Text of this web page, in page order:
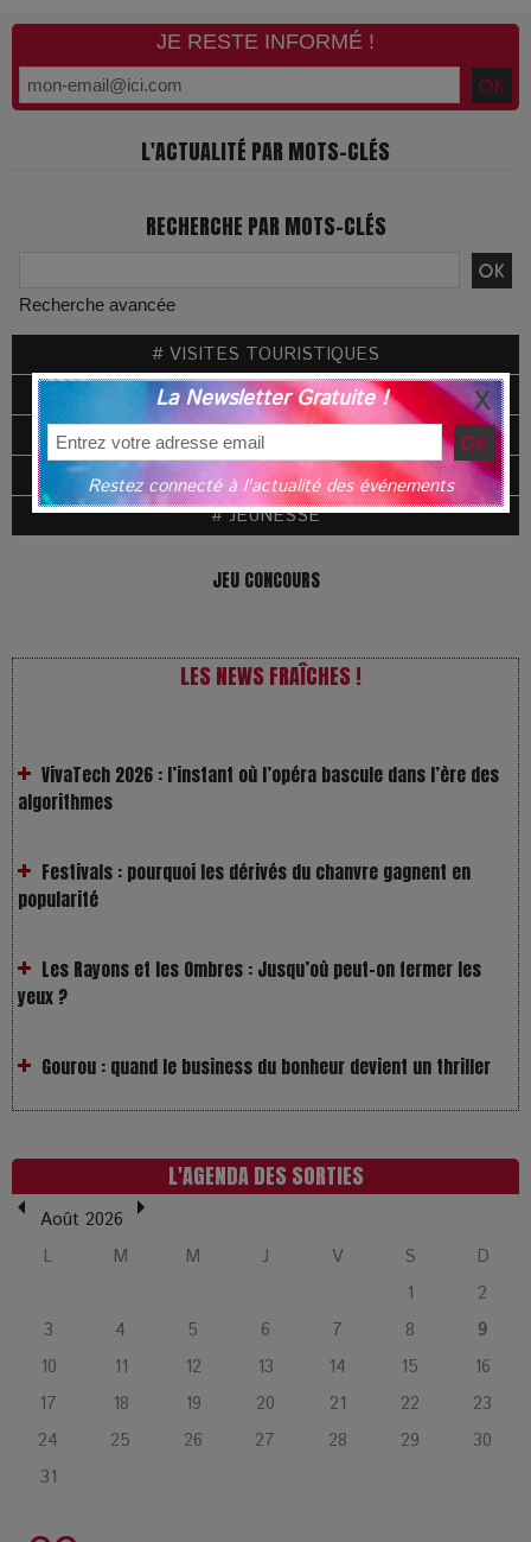
JE RESTE INFORMÉ !
L'ACTUALITÉ PAR MOTS-CLÉS
RECHERCHE PAR MOTS-CLÉS
Recherche avancée
# VISITES TOURISTIQUES
# EXPOSITIONS PARIS
# EXCELLENCE LIFESTYLE
# GREEN LIFESTYLE
# JEUNESSE
JEU CONCOURS
LES NEWS FRAÎCHES !
Festivals : pourquoi les dérivés du chanvre gagnent en
Les Rayons et les Ombres : Jusqu’où peut-on fermer les
Gourou : quand le business du bonheur devient un thriller
LOL 2.0 : aimer, grandir et se comprendre à l’ère des
réseaux
L’Affaire Bojarski : entre faux billets et vraie tragédie
humaine
La Femme de Ménage : Plongez dans le thriller
psychologique qui a conquis le monde !
La Condition : Sous le vernis de la bourgeoisie, la violence
L'AGENDA DES SORTIES
Août 2026
L
M M J V S
D
1
2
3
4 5 6 7 8
9
10
11 12 13 14 15
16
17
18 19 20 21 22
23
24
25 26 27 28 29
30
31
La Newsletter Gratuite !
Restez connecté à l'actualité des événements